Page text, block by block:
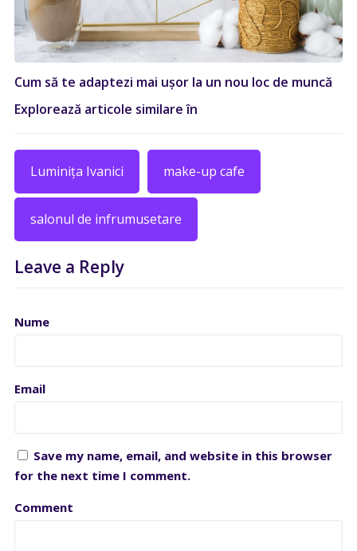
Cum să te adaptezi mai ușor la un nou loc de muncă
Explorează articole similare în
Luminița Ivanici make-up cafe
salonul de infrumusetare
Leave a Reply
Nume
Email
Save my name, email, and website in this browser
for the next time I comment.
Comment